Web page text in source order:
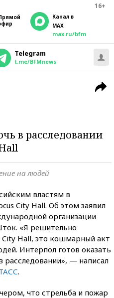
16+
Канал в
MAX
max.ru/bfm
Telegram
t.me/BFMnews
в расследовании
на людей
властям в
City Hall. Об этом заявил
организации
«Я решительно
Hall, это кошмарный акт
Интерпол готов оказать
расследовании», — написал
.
что стрельба и пожар